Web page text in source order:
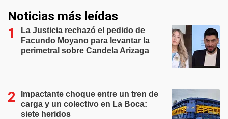
Noticias más leídas
La Justicia rechazó el pedido de
Facundo Moyano para levantar la
perimetral sobre Candela Arizaga
Impactante choque entre un tren de
carga y un colectivo en La Boca:
siete heridos